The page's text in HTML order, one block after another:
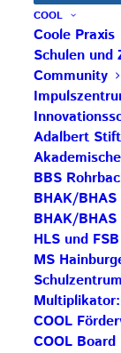
COOL
Coole Praxis
Schulen und
Community
Adalbert
BBS
BHAK/
BHAK/
HLS und
MS
COOL
COOL Board
Save
BG
BORG
Save